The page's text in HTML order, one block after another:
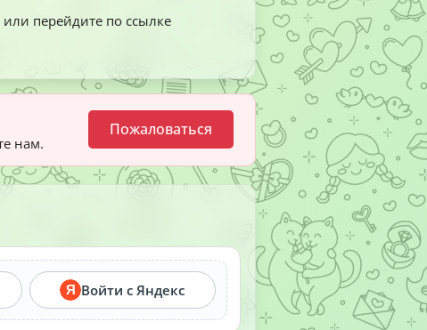
или перейдите по ссылке
нам.
Пожаловаться
Я Войти с Яндекс